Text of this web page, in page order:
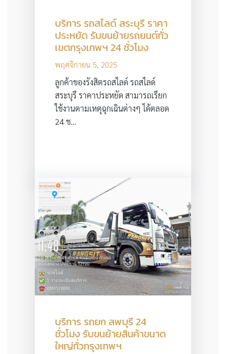
บริการ รถสไลด์ สระบุรี ราคา
ประหยัด รับขนย้ายรถยนต์ทั่ว
เขตกรุงเทพฯ 24 ชั่วโมง
พฤศจิกายน 5, 2025
ลูกค้าของรังสิตรถสไลด์ รถสไลด์
สระบุรี ราคาประหยัด สามารถเรียก
ใช้งานตามเหตุฉุกเฉินต่างๆ ได้ตลอด
24 ช…
บริการ รถยก ลพบุรี 24
ชั่วโมง รับขนย้ายสินค้าขนาด
ใหญ่ทั่วกรุงเทพฯ